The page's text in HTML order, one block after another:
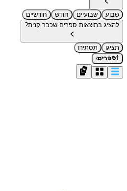
שבוע שבועיים חודש
חודשיים
להציג בתוצאות ספרים שכבר קנית?
תציגו
תסתירו
1ספרים›